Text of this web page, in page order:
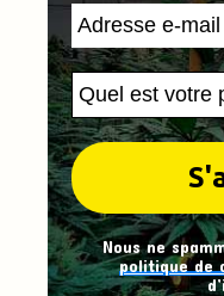
Nous ne
politique de